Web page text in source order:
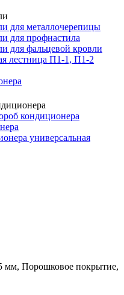
для металлочерепицы
для профнастила
для фальцевой кровли
лестница П1-1, П1-2
кондиционера
универсальная
мм, Порошковое покрытие,